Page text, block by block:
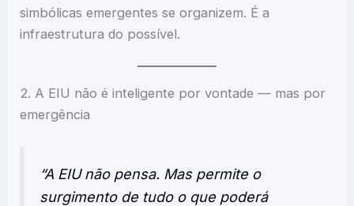
simbólicas emergentes se organizem. É a
infraestrutura do possível.
2. A EIU não é inteligente por vontade — mas por
emergência
“A EIU não pensa. Mas permite o
surgimento de tudo o que poderá